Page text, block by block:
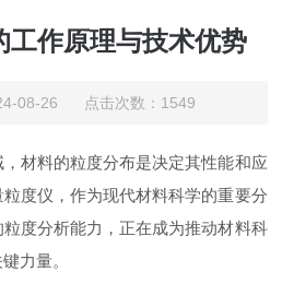
工作原理与技术优势
08-26 点击次数：1549
料的粒度分布是决定其性能和应
度仪，作为现代材料科学的重要分
度分析能力，正在成为推动材料科
力量。